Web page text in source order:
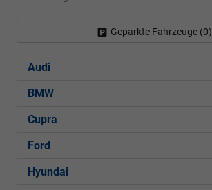
Geparkte Fahrzeuge (0)
Audi
BMW
Cupra
Ford
Hyundai